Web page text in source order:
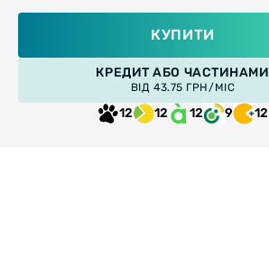
Підшипники: Полімерні (DU)
Колір: чорний
Вага: 390 г/пара
КУПИТИ
КРЕДИТ АБО ЧАСТИНАМИ
ВІД 43.75 ГРН/МІС
12 12 12 9 12